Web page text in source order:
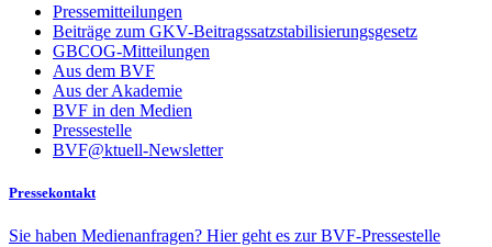
Pressemitteilungen
Beiträge zum GKV-Beitragssatzstabilisierungsgesetz
GBCOG-Mitteilungen
Aus dem BVF
Aus der Akademie
BVF in den Medien
Pressestelle
BVF@ktuell-Newsletter
Pressekontakt
Sie haben Medienanfragen? Hier geht es zur BVF-Pressestelle